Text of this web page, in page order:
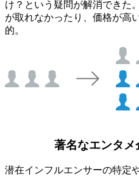
け？という疑問が解消できた
が取れなかったり、価格が高
的。
著名なエンタメ
潜在インフルエンサーの特定